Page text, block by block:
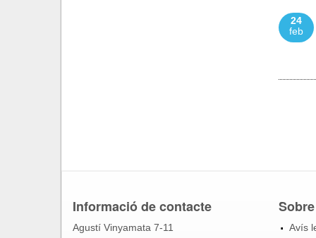
24
feb
Informació de contacte
Agustí Vinyamata 7-11
Avís